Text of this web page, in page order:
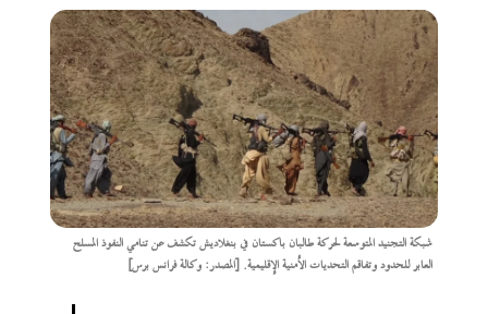
شبكة التجنيد المتوسعة لحركة طالبان باكستان في بنغلاديش تكشف عن تنامي النفوذ المسلح
العابر للحدود وتفاقم التحديات الأمنية الإقليمية. [المصدر: وكالة فرانس برس]